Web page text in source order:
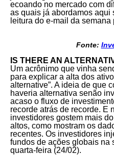
ecoando no mercado com
as quais já abordamos aqui
leitura do e-mail da semana
Fonte:
IS THERE AN
Um acrônimo que vinha
para explicar a alta dos
alternative”. A ideia de que
haveria alternativa senão
acaso o fluxo de
recorde atrás de recorde. E
investidores gostem mais
altos, como mostram os
recentes. Os investidores
fundos de ações globais na
quarta-feira (24/02).